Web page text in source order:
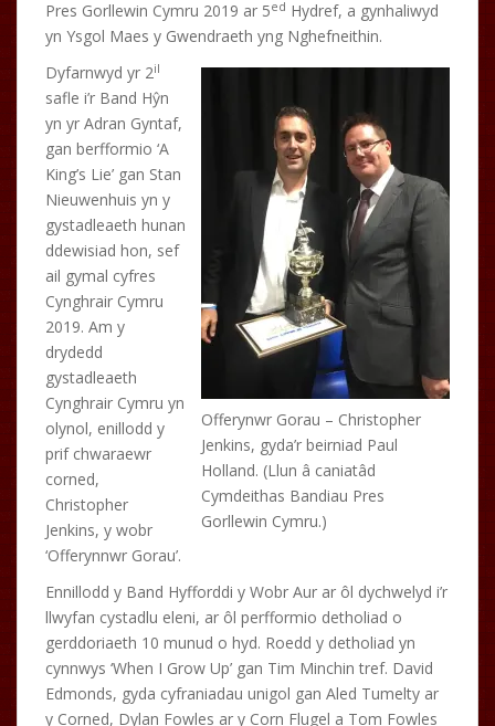
Pres Gorllewin Cymru 2019 ar 5ed Hydref, a gynhaliwyd
yn Ysgol Maes y Gwendraeth yng Nghefneithin.
Offerynwr Gorau – Christopher
Jenkins, gyda’r beirniad Paul
Holland. (Llun â caniatâd
Cymdeithas Bandiau Pres
Gorllewin Cymru.)
Dyfarnwyd yr 2il
safle i’r Band Hŷn
yn yr Adran Gyntaf,
gan berfformio ‘A
King’s Lie’ gan Stan
Nieuwenhuis yn y
gystadleaeth hunan
ddewisiad hon, sef
ail gymal cyfres
Cynghrair Cymru
2019. Am y
drydedd
gystadleaeth
Cynghrair Cymru yn
olynol, enillodd y
prif chwaraewr
corned,
Christopher
Jenkins, y wobr
‘Offerynnwr Gorau’.
Ennillodd y Band Hyfforddi y Wobr Aur ar ôl dychwelyd i’r
llwyfan cystadlu eleni, ar ôl perfformio detholiad o
gerddoriaeth 10 munud o hyd. Roedd y detholiad yn
cynnwys ‘When I Grow Up’ gan Tim Minchin tref. David
Edmonds, gyda cyfraniadau unigol gan Aled Tumelty ar
y Corned, Dylan Fowles ar y Corn Flugel a Tom Fowles